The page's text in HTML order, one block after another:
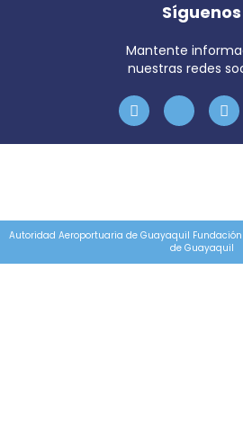
Síguenos
Mantente
nuestras redes
Autoridad Aeroportuaria de Guayaquil
de Guayaquil